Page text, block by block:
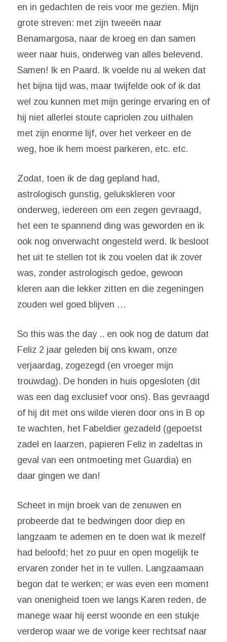
en in gedachten de reis voor me gezien. Mijn
grote streven: met zijn tweeën naar
Benamargosa, naar de kroeg en dan samen
weer naar huis, onderweg van alles belevend.
Samen! Ik en Paard. Ik voelde nu al weken dat
het bijna tijd was, maar twijfelde ook of ik dat
wel zou kunnen met mijn geringe ervaring en of
hij niet allerlei stoute capriolen zou uithalen
met zijn enorme lijf, over het verkeer en de
weg, hoe ik hem moest parkeren, etc. etc.
Zodat, toen ik de dag gepland had,
astrologisch gunstig, gelukskleren voor
onderweg, iedereen om een zegen gevraagd,
het een te spannend ding was geworden en ik
ook nog onverwacht ongesteld werd. Ik besloot
het uit te stellen tot ik zou voelen dat ik zover
was, zonder astrologisch gedoe, gewoon
kleren aan die lekker zitten en die zegeningen
zouden wel goed blijven …
So this was the day .. en ook nog de datum dat
Feliz 2 jaar geleden bij ons kwam, onze
verjaardag, zogezegd (en vroeger mijn
trouwdag). De honden in huis opgesloten (dit
was een dag exclusief voor ons). Bas gevraagd
of hij dit met ons wilde vieren door ons in B op
te wachten, het Fabeldier gezadeld (gepoetst
zadel en laarzen, papieren Feliz in zadeltas in
geval van een ontmoeting met Guardia) en
daar gingen we dan!
Scheet in mijn broek van de zenuwen en
probeerde dat te bedwingen door diep en
langzaam te ademen en te doen wat ik mezelf
had beloofd; het zo puur en open mogelijk te
ervaren zonder het in te vullen. Langzaamaan
begon dat te werken; er was even een moment
van onenigheid toen we langs Karen reden, de
manege waar hij eerst woonde en een stukje
verderop waar we de vorige keer rechtsaf naar